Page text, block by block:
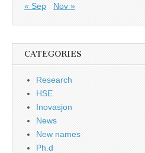
« Sep
Nov »
CATEGORIES
Research
HSE
Inovasjon
News
New names
Ph.d